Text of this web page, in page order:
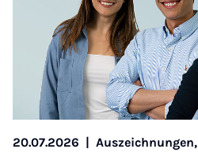
20.07.2026 Auszeichnungen,